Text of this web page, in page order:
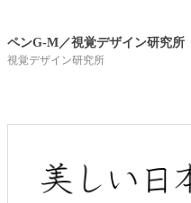
ペンG-M／視覚デザイン研究所
視覚デザイン研究所